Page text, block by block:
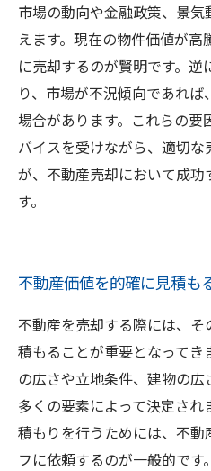
市場の動向や金融政策、景
えます。現在の物件価値が
に売却するのが賢明です。
り、市場が不況傾向であれ
場合があります。これらの要
バイスを受けながら、適切な
が、不動産売却において成
す。
不動産価値を的確に見積も
不動産を売却する際には、
積もることが重要となって
の広さや立地条件、建物の
多くの要素によって決定され
積もりを行うためには、不
フに依頼するのが一般的で